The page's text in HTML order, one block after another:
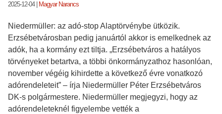
2025-12-04| Magyar Narancs
Niedermüller: az adó-stop Alaptörvénybe ütközik.
Erzsébetvárosban pedig januártól akkor is emelkednek az
adók, ha a kormány ezt tiltja. „Erzsébetváros a hatályos
törvényeket betartva, a többi önkormányzathoz hasonlóan,
november végéig kihirdette a következő évre vonatkozó
adórendeleteit” – írja Niedermüller Péter Erzsébetváros
DK-s polgármestere. Niedermüller megjegyzi, hogy az
adórendeleteknél figyelembe vették a